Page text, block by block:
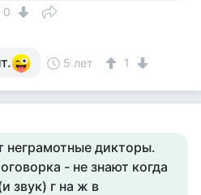
0
5 лет 1
неграмотные дикторы.
- не знают когда
звук) г на ж в